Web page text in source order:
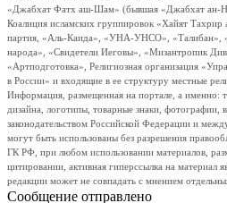
«Джабхат Фатх аш-Шам» (бывшая «Джабхат ан-
Коалиция исламских группировок «Хайят
партия, «Аль-Каида», «УНА-УНСО», «Талибан»,
народа», «Свидетели Иеговы», «Мизантропик
«Артподготовка», Религиозная организация
в России» и входящие в ее структуру местные
Информация, размещенная на портале, а именно:
дизайна, логотипы, товарные знаки, фотографии,
законодательством Российской Федерации и
могут быть использованы без разрешения
ГК РФ, при любом использовании материалов,
цитировании, активная гиперссылка на материал
редакции может не совпадать с мнением
Сообщение отправлено